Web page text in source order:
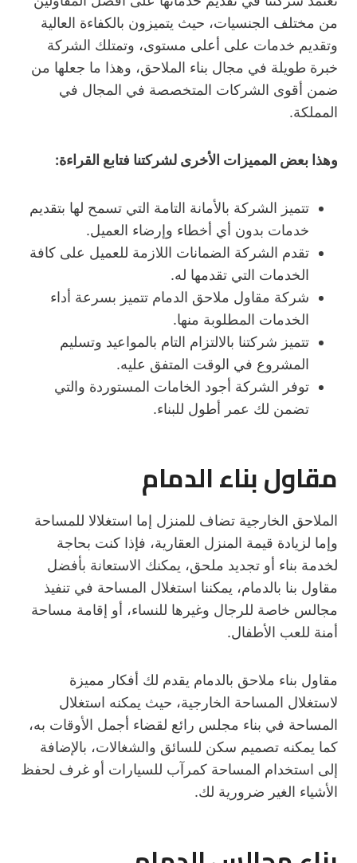
من مختلف الجنسيات، حيث يتميزون بالكفاءة العالية
وتقديم خدمات على أعلى مستوى، وتمتلك الشركة
خبرة طويلة في مجال بناء الملاحق، وهذا ما جعلها من
ضمن أقوى الشركات المتخصصة في المجال في
المملكة.
وهذا بعض المميزات الأخرى لشركتنا فتابع القراءة:
تتميز الشركة بالأمانة التامة التي تسمح لها بتقديم
خدمات بدون أي أخطاء وإرضاء العميل.
تقدم الشركة الضمانات اللازمة للعميل على كافة
الخدمات التي تقدمها له.
شركة مقاول ملاحق الدمام تتميز بسرعة أداء
الخدمات المطلوبة منها.
تتميز شركتنا بالالتزام التام بالمواعيد وتسليم
المشروع في الوقت المتفق عليه.
توفر الشركة أجود الخامات المستوردة والتي
تضمن لك عمر أطول للبناء.
مقاول بناء الدمام
الملاحق الخارجية تضاف للمنزل إما استغلالا للمساحة
وإما لزيادة قيمة المنزل العقارية، فإذا كنت بحاجة
لخدمة بناء أو تجديد ملحق، يمكنك الاستعانة بأفضل
مقاول بنا بالدمام، يمكننا استغلال المساحة في تنفيذ
مجالس خاصة للرجال وغيرها للنساء، أو إقامة مساحة
أمنة للعب الأطفال.
مقاول بناء ملاحق بالدمام يقدم لك أفكار مميزة
لاستغلال المساحة الخارجية، حيث يمكنه استغلال
المساحة في بناء مجلس رائع لقضاء أجمل الأوقات به،
كما يمكنه تصميم سكن للسائق والشغالات، بالإضافة
إلى استخدام المساحة كمرآب للسيارات أو غرف لحفظ
الأشياء الغير ضرورية لك.